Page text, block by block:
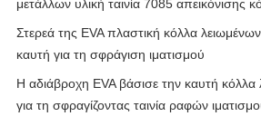
μετάλλων υλική ταινία 7085 απεικόνισης
Στερεά της EVA πλαστική κόλλα
καυτή για τη σφράγιση ιματισμού
Η αδιάβροχη EVA βάσισε την καυτή
για τη σφραγίζοντας ταινία ραφών